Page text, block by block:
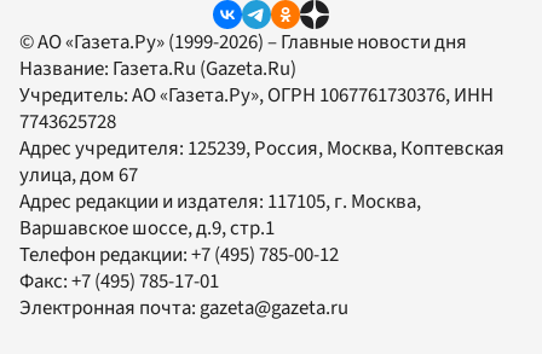
© АО «Газета.Ру» (1999-2026) – Главные новости дня
Название: Газета.Ru (Gazeta.Ru)
Учредитель:АО «Газета.Ру», ОГРН 1067761730376, ИНН
7743625728
Адрес учредителя: 125239, Россия, Москва, Коптевская
улица, дом 67
Адрес редакции и издателя: 117105, г. Москва,
Варшавское шоссе, д.9, стр.1
Телефон редакции:+7 (495) 785-00-12
Факс:+7 (495) 785-17-01
Электронная почта:gazeta@gazeta.ru